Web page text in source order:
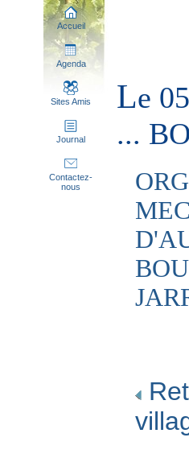
Accueil
Agenda
Sites Amis
Journal
Contactez-
nous
Le
...